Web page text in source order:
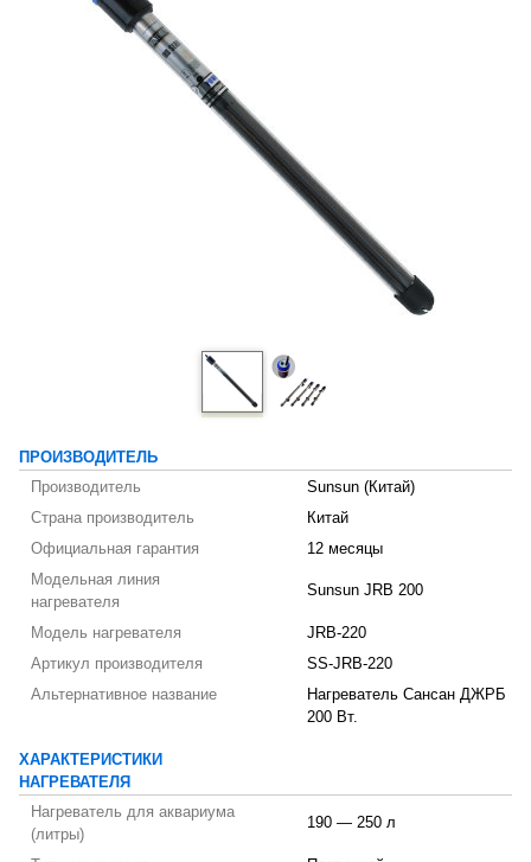
ПРОИЗВОДИТЕЛЬ
Производитель
Sunsun (Китай)
Страна производитель
Китай
Официальная гарантия
12 месяцы
Модельная линия
нагревателя
Sunsun JRB 200
Модель нагревателя
JRB-220
Артикул производителя
SS-JRB-220
Альтернативное название
Нагреватель Сансан ДЖРБ
200 Вт.
ХАРАКТЕРИСТИКИ
НАГРЕВАТЕЛЯ
Нагреватель для аквариума
(литры)
190 — 250 л